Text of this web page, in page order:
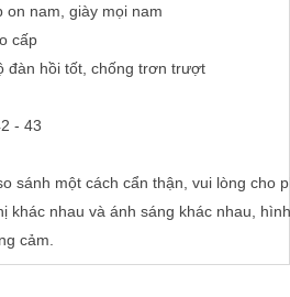
on nam, giày mọi nam
cấp
đàn hồi tốt, chống trơn trượt
- 43
sánh một cách cẩn thận, vui lòng cho
khác nhau và ánh sáng khác nhau,
cảm.